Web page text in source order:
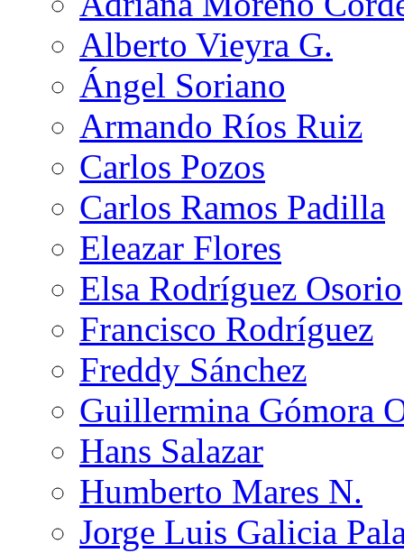
Alberto Vieyra G.
Ángel Soriano
Armando Ríos Ruiz
Carlos Pozos
Carlos Ramos Padilla
Eleazar Flores
Elsa Rodríguez Osorio
Francisco Rodríguez
Freddy Sánchez
Guillermina Gómora
Hans Salazar
Humberto Mares N.
Jorge Luis Galicia